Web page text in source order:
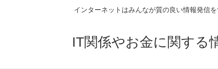
インターネットはみんなが質の良い情報発信
IT関係やお金に関する